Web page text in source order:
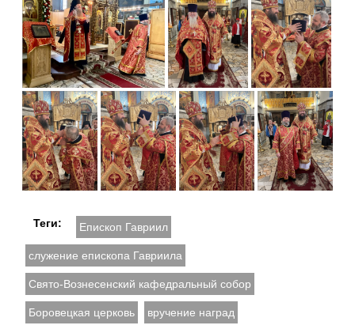
Теги: Епископ Гавриил
служение епископа Гавриила
Свято-Вознесенский кафедральный собор
Боровецкая церковь вручение наград